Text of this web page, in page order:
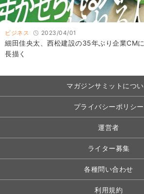
ビジネス 2023/04/01
細田佳央太、西松建設の35年ぶり企業CM
長描く
マガジンサミットにつ
プライバシーポリシー
運営者
ライター募集
各種問い合わせ
利用規約